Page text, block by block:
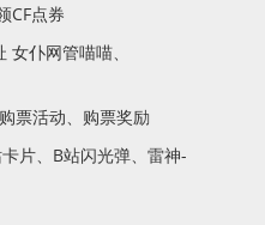
CF点券
仆网管喵喵、
票活动、购票奖励
片、B站闪光弹、雷神-